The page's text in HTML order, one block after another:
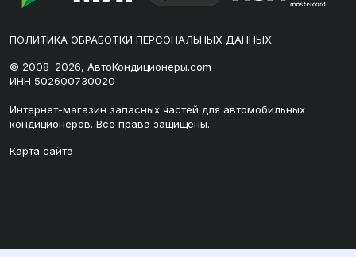
ПОЛИТИКА ОБРАБОТКИ ПЕРСОНАЛЬНЫХ ДАННЫХ
© 2008–2026, АвтоКондиционеры.com
ИНН 502600730020
Интернет-магазин запасных частей для автомобильных
кондиционеров. Все права защищены.
Карта сайта